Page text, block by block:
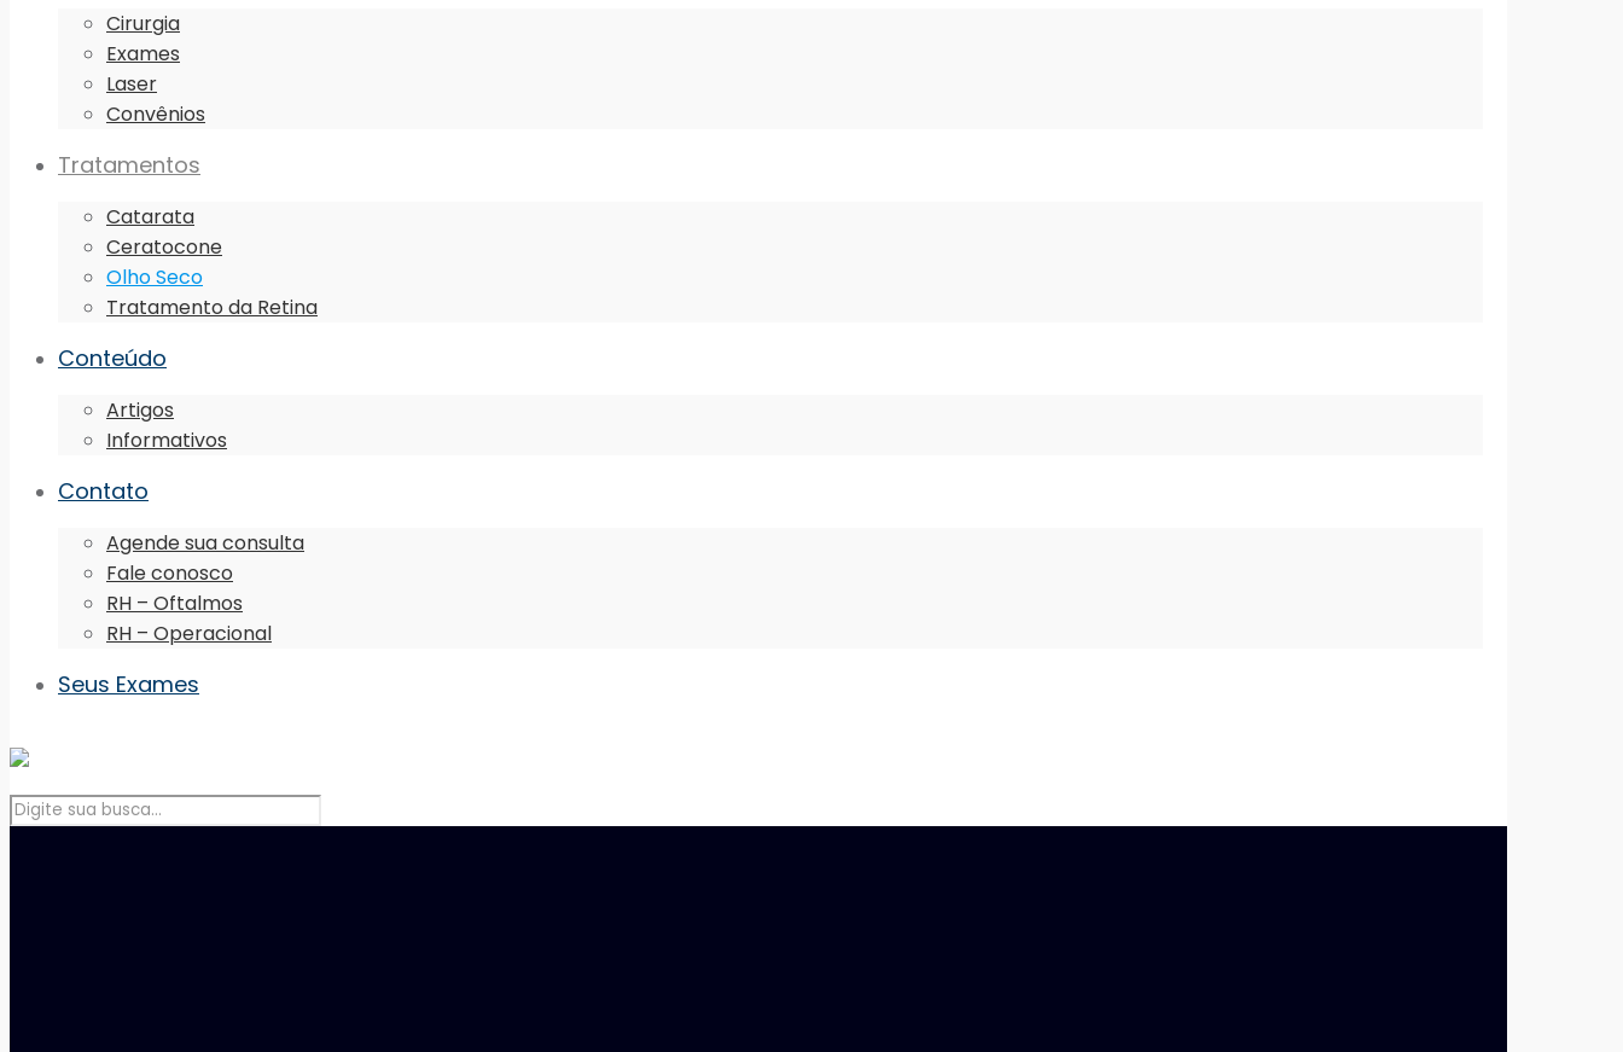
Cirurgia
Exames
Laser
Convênios
Tratamentos
Catarata
Ceratocone
Olho Seco
Tratamento da Retina
Conteúdo
Artigos
Informativos
Contato
Agende sua consulta
Fale conosco
RH – Oftalmos
RH – Operacional
Seus Exames